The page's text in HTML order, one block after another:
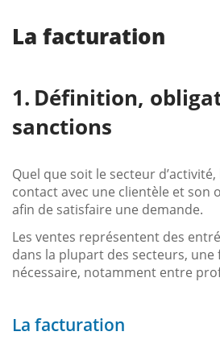
La facturation
Définition,
sanctions
Quel que soit le secteur
contact avec une clientèle et son
afin de satisfaire une demande.
Les ventes représentent des
dans la plupart des secteurs, une
nécessaire, notamment entre
La facturation